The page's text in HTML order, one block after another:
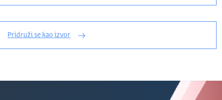
Pridruži se kao izvor